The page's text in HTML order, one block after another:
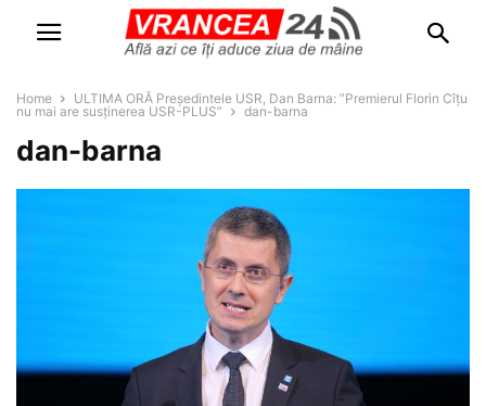
Home
ULTIMA ORĂ Președintele USR, Dan Barna: ”Premierul Florin Cîțu
nu mai are susținerea USR-PLUS”
dan-barna
dan-barna